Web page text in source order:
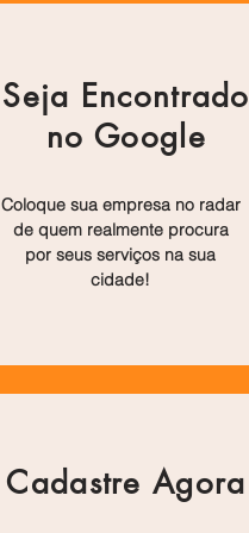
Seja Encontrado
no Google
Coloque sua empresa no radar
de quem realmente procura
por seus serviços na sua
cidade!
Cadastre Agora